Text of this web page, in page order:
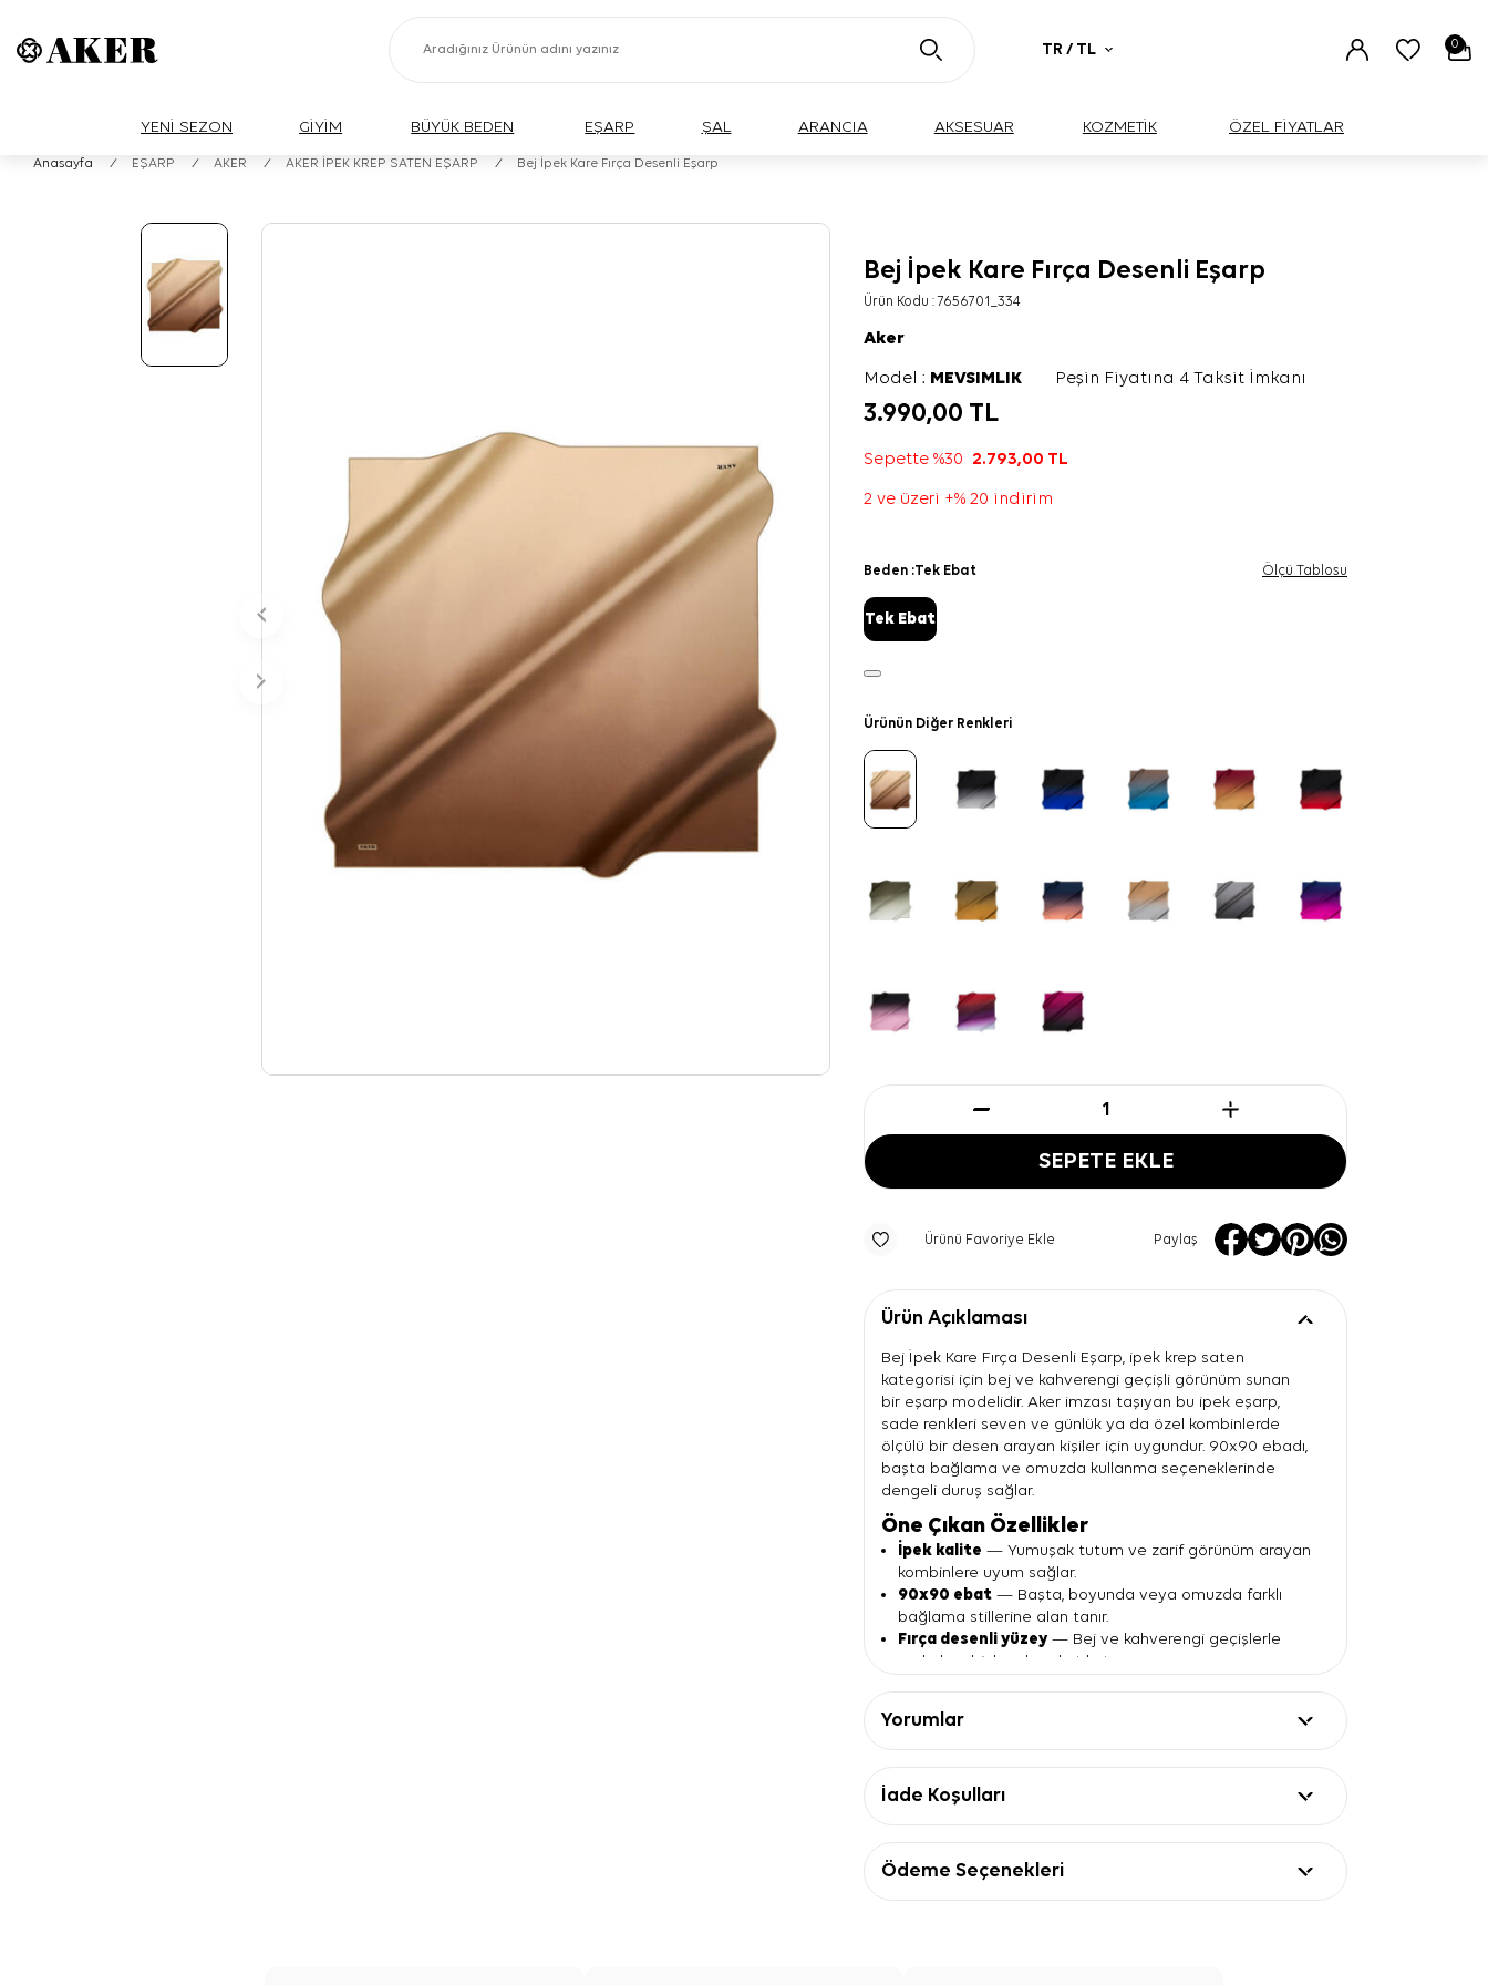
TR / TL 0
YENİ SEZON GİYİM BÜYÜK BEDEN EŞARP ŞAL ARANCIA AKSESUAR KOZMETİK ÖZEL FİYATLAR
Anasayfa / EŞARP / AKER / AKER İPEK KREP SATEN EŞARP / Bej İpek Kare Fırça Desenli Eşarp
Bej İpek Kare Fırça Desenli Eşarp
Ürün Kodu :7656701_334
Aker
Model : MEVSIMLIK Peşin Fiyatına 4 Taksit İmkanı
3.990,00 TL
Sepette %30 2.793,00 TL
2 ve üzeri +% 20 indirim
Beden :Tek Ebat Ölçü Tablosu
Tek Ebat
Ürünün Diğer Renkleri
SEPETE EKLE
Ürünü Favoriye Ekle Paylaş
Ürün Açıklaması
Bej İpek Kare Fırça Desenli Eşarp, ipek krep saten
kategorisi için bej ve kahverengi geçişli görünüm sunan
bir eşarp modelidir. Aker imzası taşıyan bu ipek eşarp,
sade renkleri seven ve günlük ya da özel kombinlerde
ölçülü bir desen arayan kişiler için uygundur. 90x90 ebadı,
başta bağlama ve omuzda kullanma seçeneklerinde
dengeli duruş sağlar.
Öne Çıkan Özellikler
İpek kalite — Yumuşak tutum ve zarif görünüm arayan
kombinlere uyum sağlar.
90x90 ebat — Başta, boyunda veya omuzda farklı
bağlama stillerine alan tanır.
Fırça desenli yüzey — Bej ve kahverengi geçişlerle
sade kombinlere hareket katar.
Krep saten doku
— Işığı ölçülü yansıtan görünümüyle
Ürün Detayları
Kalite
Krep saten
Yorumlar
İade Koşulları
Ödeme Seçenekleri